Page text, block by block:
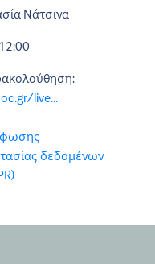
Νάτσινα
live...
δεδομένων